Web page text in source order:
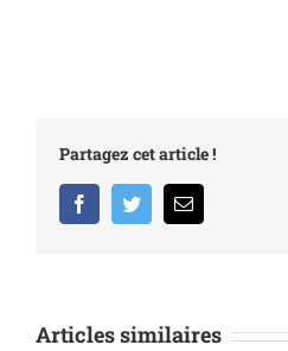
Partagez cet article !
FacebookTwitterEmail
Articles similaires